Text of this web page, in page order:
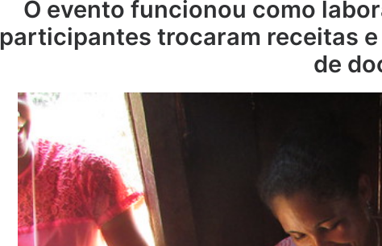
O evento funcionou como
participantes trocaram receitas
de